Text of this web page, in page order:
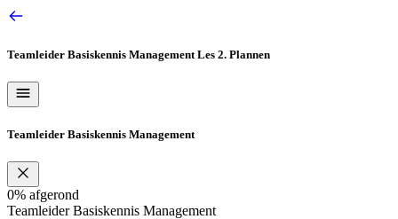
Ga
inhoud
Teamleider Basiskennis ManagementLes 2. Plannen
Teamleider Basiskennis Management
0% afgerond
Teamleider Basiskennis Management